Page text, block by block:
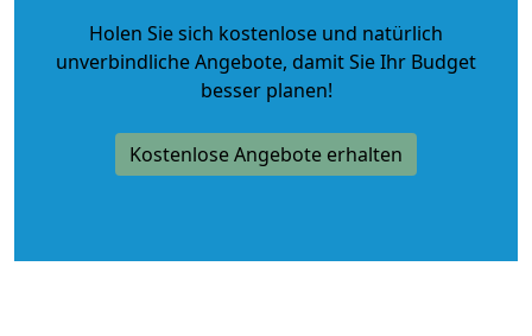
Holen Sie sich kostenlose und natürlich
unverbindliche Angebote, damit Sie Ihr Budget
besser planen!
Kostenlose Angebote erhalten